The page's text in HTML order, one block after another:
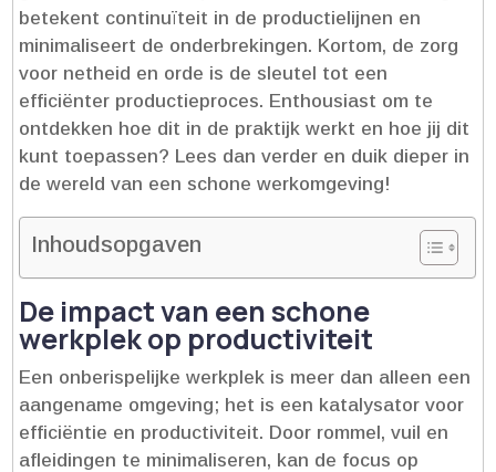
betekent continuïteit in de productielijnen en
minimaliseert de onderbrekingen.​ Kortom, de zorg
voor netheid en orde is de sleutel tot een
efficiënter productieproces.​ Enthousiast om te
ontdekken hoe dit in de praktijk werkt en hoe jij dit
kunt toepassen? Lees dan verder en duik dieper in
de wereld van een schone werkomgeving!
Inhoudsopgaven
De impact van een schone
werkplek op productiviteit
Een onberispelijke werkplek is meer dan alleen een
aangename omgeving; het is een katalysator voor
efficiëntie en productiviteit.​ Door rommel, vuil en
afleidingen te minimaliseren, kan de focus op